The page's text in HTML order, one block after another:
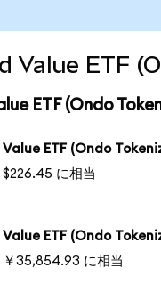
Value ETF
ETF (Ondo
ETF (Ondo
$226.45 に相当
ETF (Ondo
￥35,854.93 に相当